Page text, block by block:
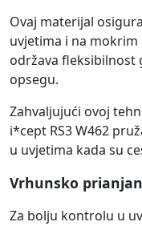
Ovaj materijal
uvjetima i na
održava
opsegu.
Zahvaljujući ovoj
i*cept RS3 W462
u uvjetima kada su
Vrhunsko
Za bolju kontrolu u